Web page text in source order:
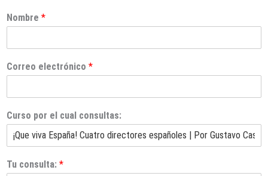
Nombre *
Correo electrónico *
Curso por el cual consultas:
Tu consulta: *